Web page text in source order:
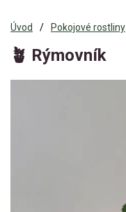
Úvod Pokojové rostliny
🪴 Rýmovník